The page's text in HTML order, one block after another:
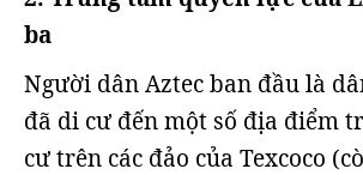
ba
Người dân Aztec ban đầu là
đã di cư đến một số địa điểm
cư trên các đảo của Texcoco